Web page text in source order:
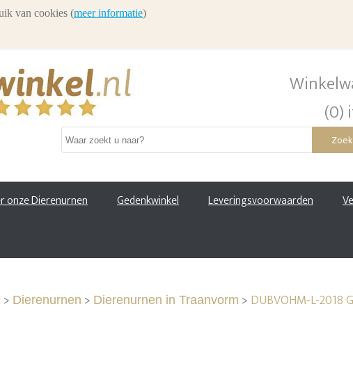
(0)
onze Dierenurnen Gedenkwinkel Leveringsvoorwaarden
> Dierenurnen > Dierenurnen in Traanvorm > DUBVOHM-L-
van cookies (meer informatie)